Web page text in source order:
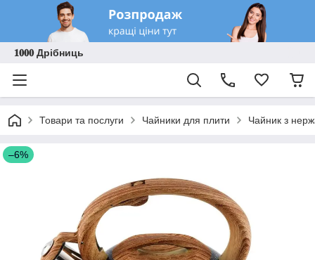
𝟏𝟎𝟎𝟎 Дрібниць
Товари та послуги Чайники для плити Чайник з
–6%